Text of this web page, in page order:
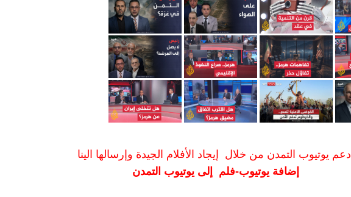
ادعم يوتيوب التمدن من خلال إيجاد الأفلام الجيدة وإرسالها الينا
إضافة يوتيوب-فلم إلى يوتيوب التمدن